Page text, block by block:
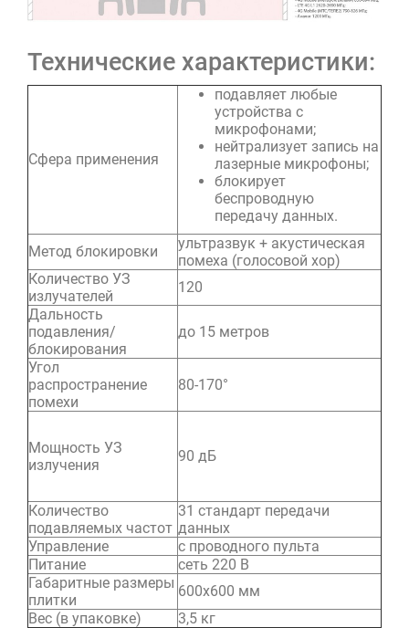
Технические характеристики:
Сфера применения
подавляет любые
устройства с
микрофонами;
нейтрализует запись на
лазерные микрофоны;
блокирует
беспроводную
передачу данных.
Метод блокировки
ультразвук + акустическая
помеха (голосовой хор)
Количество УЗ
излучателей
120
Дальность
подавления/
блокирования
до 15 метров
Угол
распространение
помехи
80-170°
Мощность УЗ
излучения
90 дБ
Количество
подавляемых частот
31 стандарт передачи
данных
Управление
с проводного пульта
Питание
сеть 220 В
Габаритные размеры
плитки
600х600 мм
Вес (в упаковке)
3,5 кг